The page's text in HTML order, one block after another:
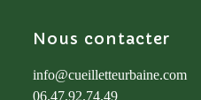
Nous contacter
info@cueilletteurbaine.com
06.47.92.74.49